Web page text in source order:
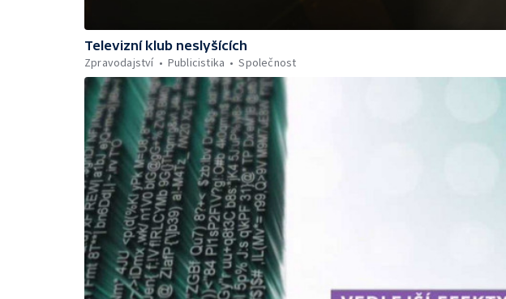
Televizní klub neslyšících
Zpravodajství
Publicistika Společnost